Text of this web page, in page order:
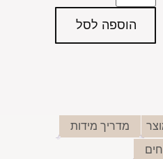
הוספה לסל
מדריך מידות